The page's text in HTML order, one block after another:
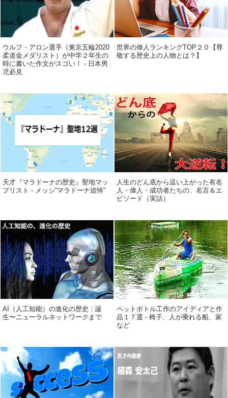
ウルフ・アロン選手（東京五輪2020
柔道金メダリスト）が中学２年生の
時に書いた作文がスゴい！ - 日本男
児必見
世界の偉人ランキングTOP２０【尊
敬する歴史上の人物とは？】
天才『マラドーナの歴史』聖地マッ
プリスト - メッシ“マラドーナ追悼”
人生のどん底から這い上がった有名
人・偉人・成功者たちの、名言＆エ
ピソード（実話）
AI（人工知能）の進化の歴史：誕
生〜ニューラルネットワークまで
ペットボトル工作のアイディアと作
品１７選 - 椅子、人が乗れる船、家
など